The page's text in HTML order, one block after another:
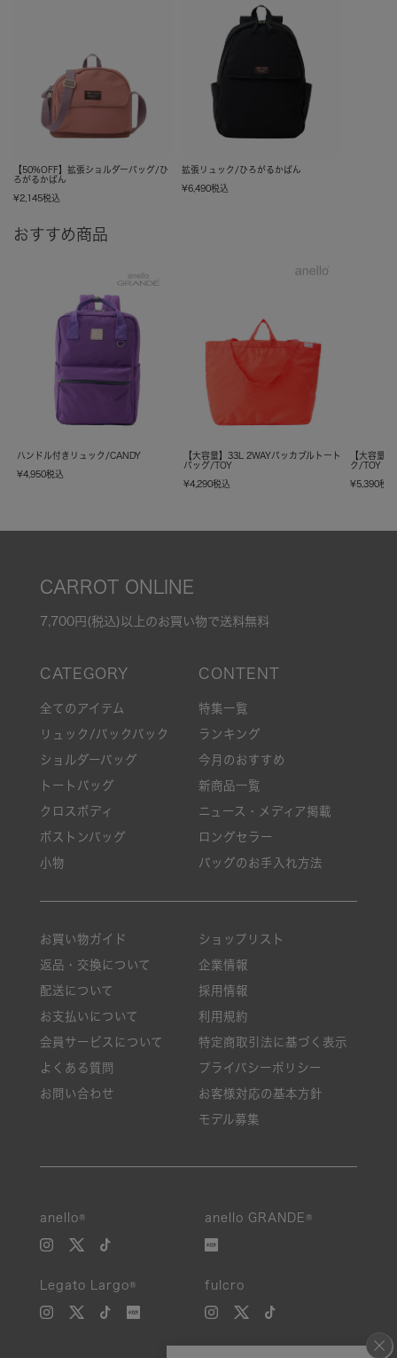
【50%OFF】拡張ショルダーバッグ/ひ
ろがるかばん
¥2,145税込
拡張リュック/ひろがるかばん
¥6,490税込
おすすめ商品
ハンドル付きリュック/CANDY
¥4,950税込
【大容量】33L 2WAYパッカブルトート
バッグ/TOY
¥4,290税込
【大容量
ク/TOY
¥5,390税込
CARROT ONLINE
7,700円(税込)以上のお買い物で送料無料
全てのアイテム
リュック/バックパック
ショルダーバッグ
トートバッグ
クロスボディ
ボストンバッグ
小物
特集一覧
ランキング
今月のおすすめ
新商品一覧
ニュース・メディア掲載
ロングセラー
バッグのお手入れ方法
お買い物ガイド
返品・交換について
配送について
お支払いについて
会員サービスについて
よくある質問
お問い合わせ
ショップリスト
企業情報
採用情報
利用規約
特定商取引法に基づく表示
プライバシーポリシー
お客様対応の基本方針
モデル募集
anello® anello GRANDE®
Legato Largo® fulcro